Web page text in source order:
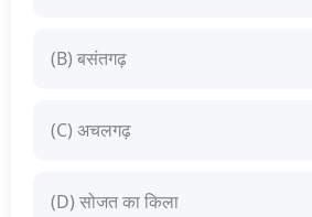
(B) बसंतगढ़
(C) अचलगढ़
(D) सोजत का किला